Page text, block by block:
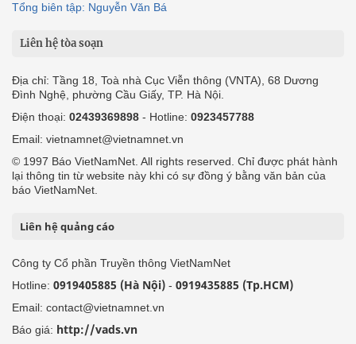
Tổng biên tập: Nguyễn Văn Bá
Liên hệ tòa soạn
Địa chỉ: Tầng 18, Toà nhà Cục Viễn thông (VNTA), 68 Dương
Đình Nghệ, phường Cầu Giấy, TP. Hà Nội.
Điện thoại: 02439369898 - Hotline: 0923457788
Email: vietnamnet@vietnamnet.vn
© 1997 Báo VietNamNet. All rights reserved. Chỉ được phát hành
lại thông tin từ website này khi có sự đồng ý bằng văn bản của
báo VietNamNet.
Liên hệ quảng cáo
Công ty Cổ phần Truyền thông VietNamNet
Hotline: 0919405885 (Hà Nội) - 0919435885 (Tp.HCM)
Email: contact@vietnamnet.vn
Báo giá: http://vads.vn